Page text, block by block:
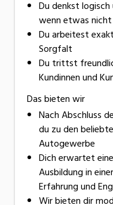
Du denkst
wenn etwas
Du arbeitest
Sorgfalt
Du trittst
Kundinnen und
Das bieten wir
Nach Abschluss
du zu den
Autogewerbe
Dich erwartet
Ausbildung in
Erfahrung und
Wir bieten dir